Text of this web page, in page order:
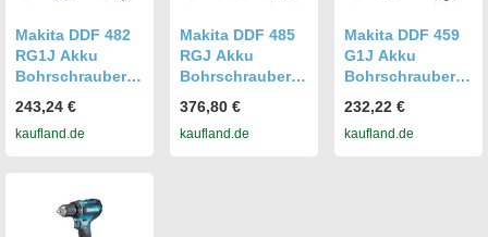
Makita DDF 482
RG1J Akku
Bohrschrauber
Akku 6,0 Ah +
Ladegerät +
243,24 €
kaufland.de
Makita DDF 485
RGJ Akku
Bohrschrauber
Makpac + 2x 6,0
Ah Akku +
376,80 €
kaufland.de
Makita DDF 459
G1J Akku
Bohrschrauber
Makpac + 1x 6,0
Ah Akku - ohne
232,22 €
kaufland.de